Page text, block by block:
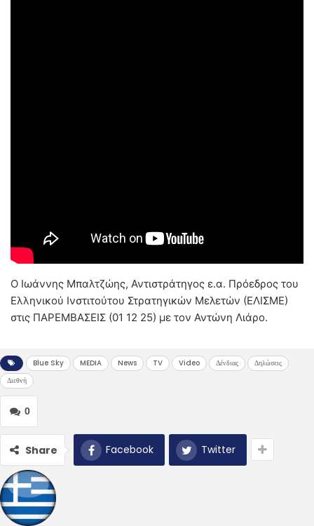
Ο Ιωάννης Μπαλτζώης, Αντιστράτηγος ε.α. Πρόεδρος του
Ελληνικού Ινστιτούτου Στρατηγικών Μελετών (ΕΛΙΣΜΕ)
στις ΠΑΡΕΜΒΑΣΕΙΣ (01 12 25) με τον Αντώνη Λιάρο.
Blue Sky MEDIA News TV Video Δένδιας
Δηλώσεις
Διεθνή
0
Share Facebook Twitter